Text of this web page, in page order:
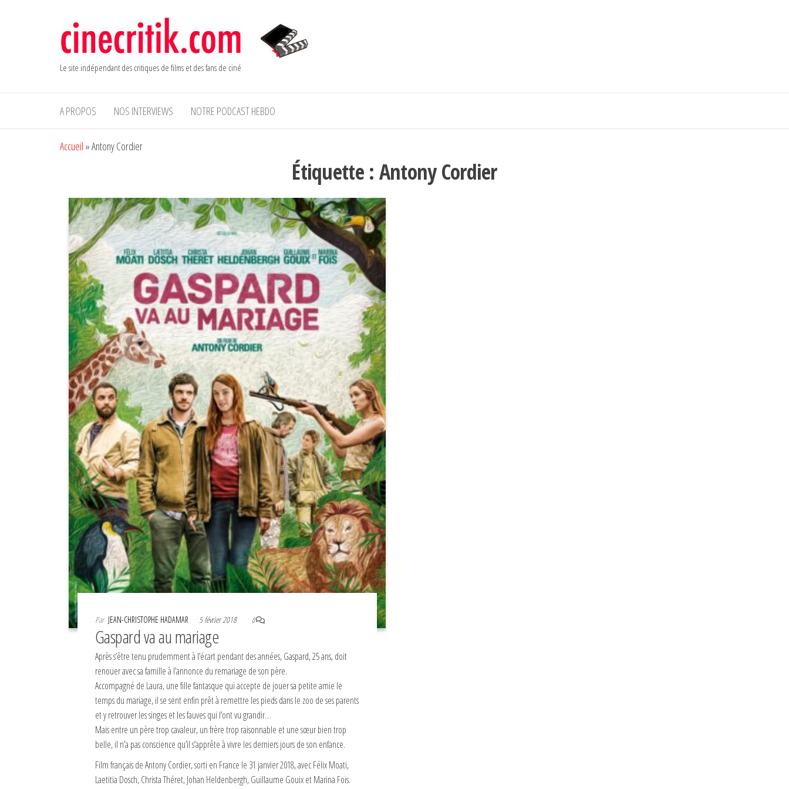
Le site indépendant des critiques de films et des fans de ciné
A PROPOS NOS INTERVIEWS NOTRE PODCAST HEBDO
Accueil »Antony Cordier
Étiquette : Antony Cordier
Par JEAN-CHRISTOPHE HADAMAR 5 février 2018 0
Gaspard va au mariage
Après s’être tenu prudemment à l’écart pendant des années, Gaspard, 25 ans, doit
renouer avec sa famille à l’annonce du remariage de son père.
Accompagné de Laura, une fille fantasque qui accepte de jouer sa petite amie le
temps du mariage, il se sent enfin prêt à remettre les pieds dans le zoo de ses parents
et y retrouver les singes et les fauves qui l’ont vu grandir…
Mais entre un père trop cavaleur, un frère trop raisonnable et une sœur bien trop
belle, il n’a pas conscience qu’il s’apprête à vivre les derniers jours de son enfance.
Film français de Antony Cordier, sorti en France le 31 janvier 2018, avec Félix Moati,
Laetitia Dosch, Christa Théret, Johan Heldenbergh, Guillaume Gouix et Marina Foïs.